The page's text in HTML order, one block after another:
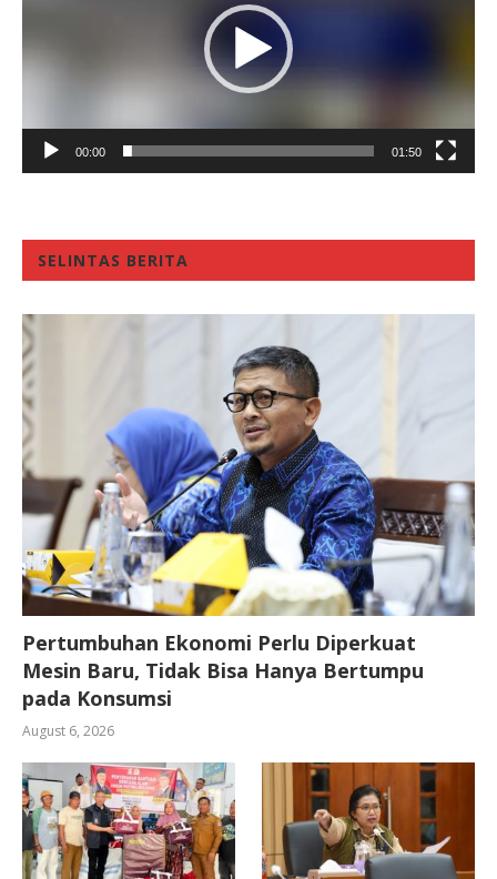
00:00 01:50
SELINTAS BERITA
Pertumbuhan Ekonomi Perlu Diperkuat
Mesin Baru, Tidak Bisa Hanya Bertumpu
pada Konsumsi
August 6, 2026